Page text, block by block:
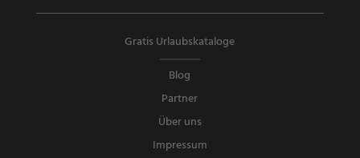
Gratis Urlaubskataloge
Blog
Partner
Über uns
Impressum